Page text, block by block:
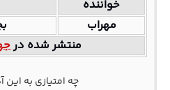
خواننده
مهراب
منتشر شده در
چه امتیازی به